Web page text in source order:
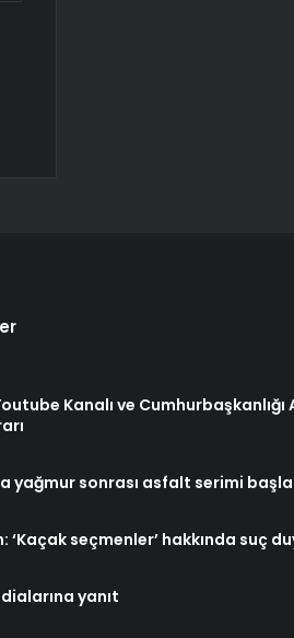
Kanalı ve Cumhurbaşkanlığı
yağmur sonrası asfalt serimi
‘Kaçak seçmenler’ hakkında suç
yanıt